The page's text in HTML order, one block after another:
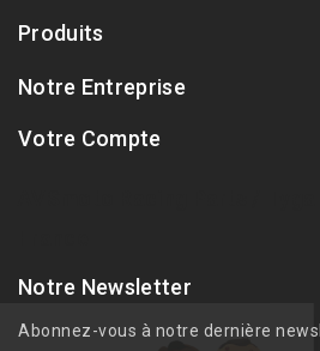
Produits
Notre Entreprise
Votre Compte
Notre Newsletter
Abonnez-vous à notre dernière